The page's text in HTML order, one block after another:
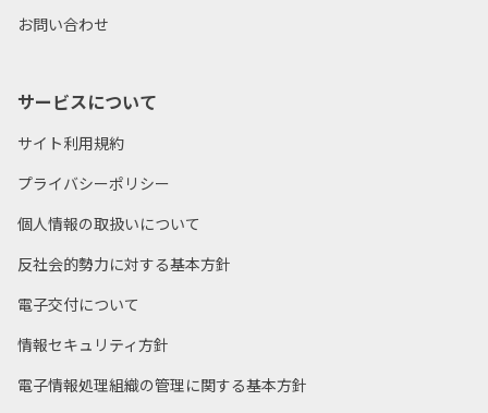
お問い合わせ
サービスについて
サイト利用規約
プライバシーポリシー
個人情報の取扱いについて
反社会的勢力に対する基本方針
電子交付について
情報セキュリティ方針
電子情報処理組織の管理に関する基本方針